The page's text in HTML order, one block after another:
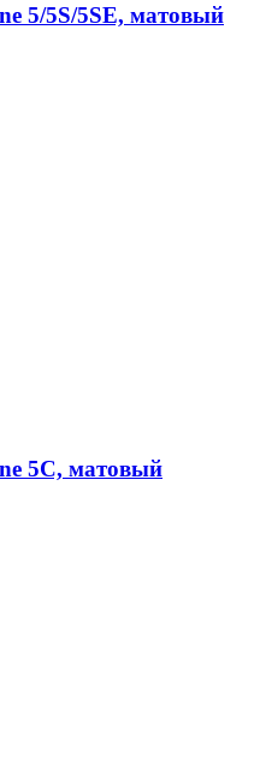
5/5S/5SE, матовый
5C, матовый